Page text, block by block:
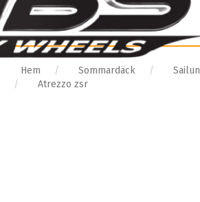
Hem Sommardäck
Sailun
Atrezzo zsr